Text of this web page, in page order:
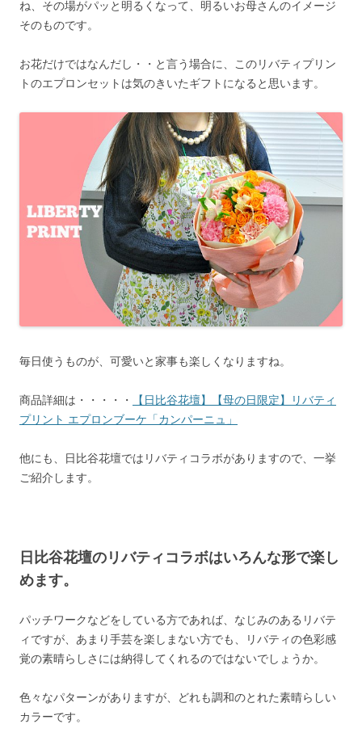
ね、その場がパッと明るくなって、明るいお母さんのイメージ
そのものです。
お花だけではなんだし・・と言う場合に、このリバティプリン
トのエプロンセットは気のきいたギフトになると思います。
毎日使うものが、可愛いと家事も楽しくなりますね。
商品詳細は・・・・・
【日比谷花壇】【母の日限定】リバティ
プリント エプロンブーケ「カンパーニュ」
他にも、日比谷花壇ではリバティコラボがありますので、一挙
ご紹介します。
日比谷花壇のリバティコラボはいろんな形で楽し
めます。
パッチワークなどをしている方であれば、なじみのあるリバテ
ィですが、あまり手芸を楽しまない方でも、リバティの色彩感
覚の素晴らしさには納得してくれるのではないでしょうか。
色々なパターンがありますが、どれも調和のとれた素晴らしい
カラーです。